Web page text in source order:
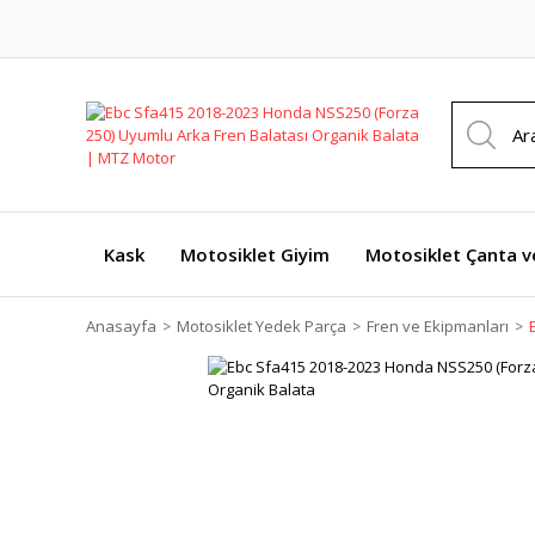
Kask Motosiklet Giyim Motosiklet Çanta
Anasayfa Motosiklet Yedek Parça Fren ve Ekipmanları